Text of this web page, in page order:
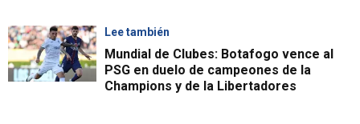
Lee también
Mundial de Clubes: Botafogo vence al
PSG en duelo de campeones de la
Champions y de la Libertadores